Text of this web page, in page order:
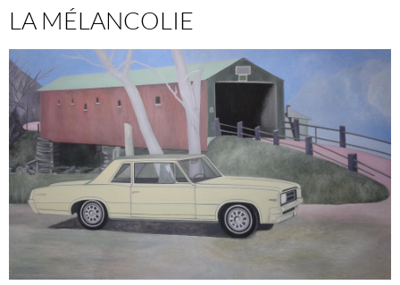
LA MÉLANCOLIE